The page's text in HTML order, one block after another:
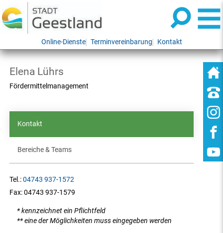
Online-Dienste Terminvereinbarung Kontakt
Elena Lührs
Fördermittelmanagement
Kontakt
Bereiche & Teams
Tel.:04743 937-1572
Fax:04743 937-1579
* kennzeichnet ein Pflichtfeld
** eine der Möglichkeiten muss eingegeben werden